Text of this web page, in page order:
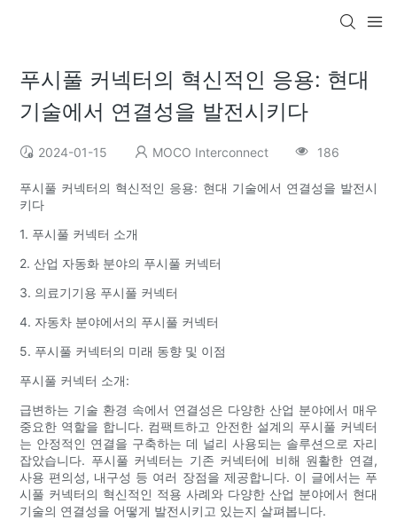
푸시풀 커넥터의 혁신적인 응용: 현대
기술에서 연결성을 발전시키다
2024-01-15 MOCO Interconnect 186
푸시풀 커넥터의 혁신적인 응용: 현대 기술에서 연결성을 발전시
키다
1. 푸시풀 커넥터 소개
2. 산업 자동화 분야의 푸시풀 커넥터
3. 의료기기용 푸시풀 커넥터
4. 자동차 분야에서의 푸시풀 커넥터
5. 푸시풀 커넥터의 미래 동향 및 이점
푸시풀 커넥터 소개:
급변하는 기술 환경 속에서 연결성은 다양한 산업 분야에서 매우
중요한 역할을 합니다. 컴팩트하고 안전한 설계의 푸시풀 커넥터
는 안정적인 연결을 구축하는 데 널리 사용되는 솔루션으로 자리
잡았습니다. 푸시풀 커넥터는 기존 커넥터에 비해 원활한 연결,
사용 편의성, 내구성 등 여러 장점을 제공합니다. 이 글에서는 푸
시풀 커넥터의 혁신적인 적용 사례와 다양한 산업 분야에서 현대
기술의 연결성을 어떻게 발전시키고 있는지 살펴봅니다.